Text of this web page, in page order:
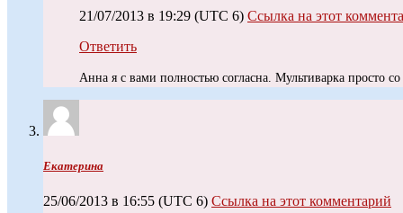
21/07/2013 в 19:29 (UTC 6) Ссылка на этот
Ответить
Анна я с вами полностью согласна. Мультиварка просто со
Екатерина
25/06/2013 в 16:55 (UTC 6) Ссылка на этот комментарий